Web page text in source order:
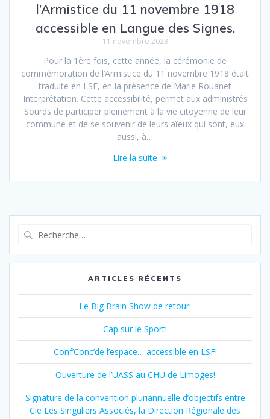
l’Armistice du 11 novembre 1918
accessible en Langue des Signes.
11 novembre 2023
Pour la 1ère fois, cette année, la cérémonie de
commémoration de l’Armistice du 11 novembre 1918 était
traduite en LSF, en la présence de Marie Rouanet
Interprétation. Cette accessibilité, permet aux administrés
Sourds de participer pleinement à la vie citoyenne de leur
commune et de se souvenir de leurs aïeux qui sont, eux
aussi, à…
Lire la suite
:
ARTICLES RÉCENTS
Le Big Brain Show de retour!
Cap sur le Sport!
Conf’Conc’de l’espace… accessible en LSF!
Ouverture de l’UASS au CHU de Limoges!
Signature de la convention pluriannuelle d’objectifs entre
Cie Les Singuliers Associés, la Direction Régionale des